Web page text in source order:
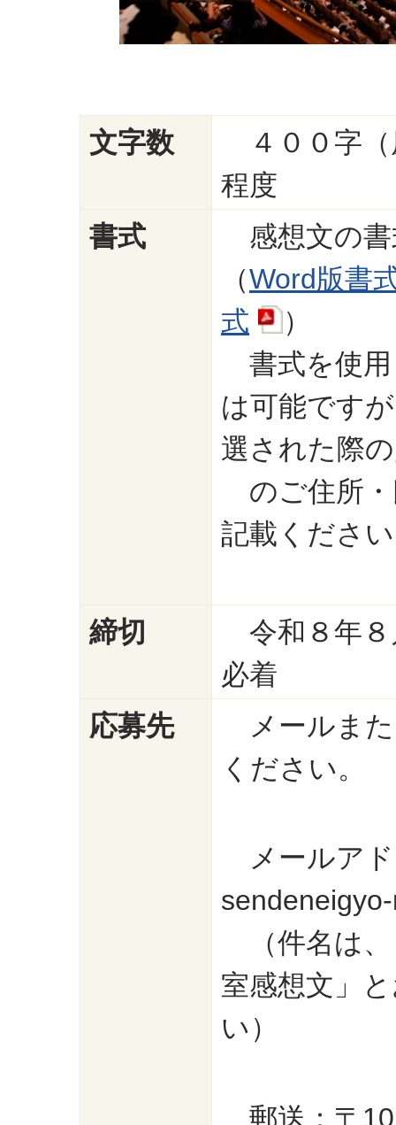
文字数
４００字（
程度
書式
感想文の書
（Word版書
式
）
書式を使用
は可能です
選された際
のご住所・
記載くださ
締切
令和８年８
必着
応募先
メールまた
ください。
メールア
（件名は、
室感想文」
い）
郵送：〒